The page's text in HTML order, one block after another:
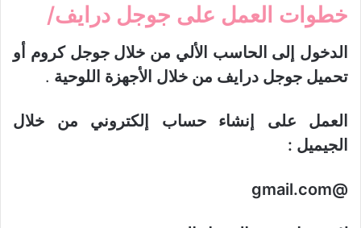
خطوات العمل على جوجل درايف/
الدخول إلى الحاسب الألي من خلال جوجل كروم أو
تحميل جوجل درايف من خلال الأجهزة اللوحية .
العمل على إنشاء حساب إلكتروني من خلال
الجيميل :
@gmail.com